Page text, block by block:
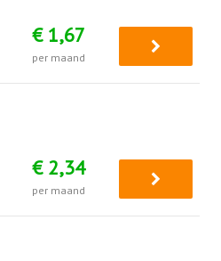
€ 1,67
per maand
€ 2,34
per maand